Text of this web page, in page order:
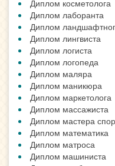
Диплом косметолога
Диплом лаборанта
Диплом
Диплом лингвиста
Диплом логиста
Диплом логопеда
Диплом маляра
Диплом маникюра
Диплом маркетолога
Диплом массажиста
Диплом мастера
Диплом математика
Диплом матроса
Диплом машиниста